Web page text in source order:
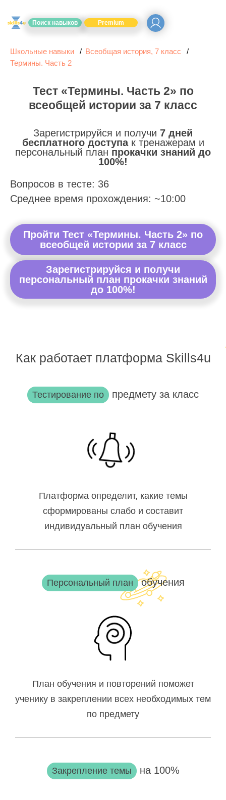
Поиск навыков Premium
Школьные навыки
Всеобщая история, 7 класс
Термины. Часть 2
Тест «Термины. Часть 2» по
всеобщей истории за 7 класс
Зарегистрируйся и получи 7 дней
бесплатного доступак тренажерам и
персональный план прокачки знаний до
100%!
Вопросов в тесте: 36
Среднее время прохождения: ~10:00
Пройти Тест «Термины. Часть 2» по
всеобщей истории за 7 класс
Зарегистрируйся и получи
персональный план прокачки знаний
до 100%!
Как работает платформа Skills4u
Тестирование по предмету за класс
Платформа определит, какие темы
сформированы слабо и составит
индивидуальный план обучения
Персональный план обучения
План обучения и повторений поможет
ученику в закреплении всех необходимых тем
по предмету
Закрепление темы на 100%